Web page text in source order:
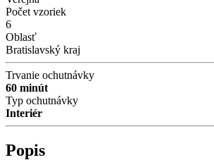
Počet vzoriek
6
Oblasť
Bratislavský kraj
Trvanie ochutnávky
60 minút
Typ ochutnávky
Interiér
Popis